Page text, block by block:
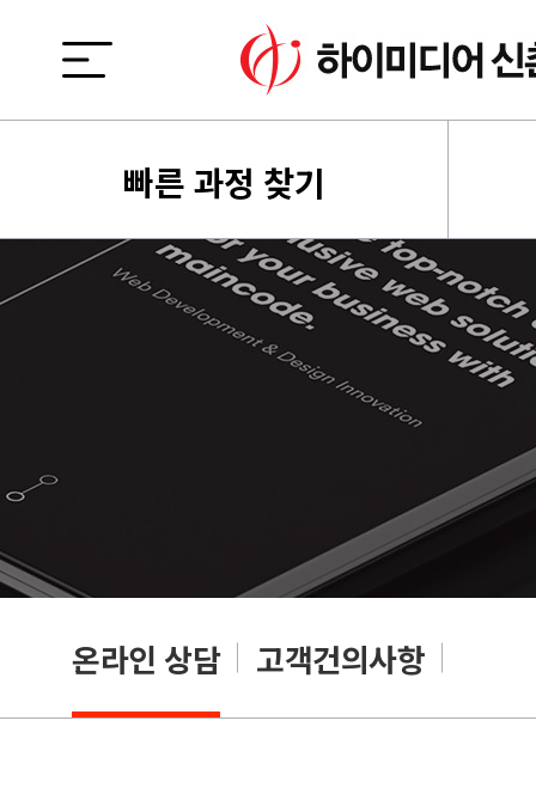
빠른 과정 찾기
온라인 상담 고객건의사항